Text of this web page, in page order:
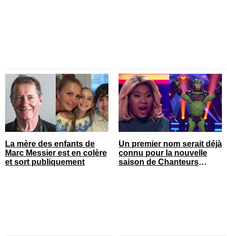
La mère des enfants de
Marc Messier est en colère
et sort publiquement
Un premier nom serait déjà
connu pour la nouvelle
saison de Chanteurs